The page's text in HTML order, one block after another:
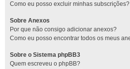
Como eu posso excluir minhas subscrições?
Sobre Anexos
Por que não consigo adicionar anexos?
Como eu posso encontrar todos os meus
Sobre o Sistema phpBB3
Quem escreveu o phpBB?